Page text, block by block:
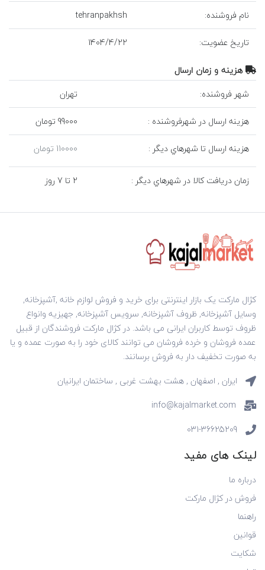
نام فروشنده:
tehranpakhsh
تاريخ عضويت:
1404/4/22
هزينه و زمان ارسال
شهر فروشنده:
تهران
هزينه ارسال در شهرفروشنده :
99000 تومان
هزينه ارسال تا شهرهاي ديگر :
110000 تومان
زمان دريافت کالا در شهرهاي ديگر : 2 تا 7 روز
کژال مارکت یک بازار اینترنتی برای خرید و فروش لوازم خانه ,آشپزخانه,
وسایل آشپزخانه, ظروف آشپزخانه, سرویس آشپزخانه, جهیزیه وانواع
ظروف توسط کاربران ایرانی می باشد. در کژال مارکت فروشندگان از قبیل
عمده فروشان و خرده فروشان می توانند کالای خود را به صورت عمده و یا
به صورت تخفیف دار به فروش برسانند.
ایران , اصفهان , هشت بهشت غربی , ساختمان ایرانیان
info@kajalmarket.com
031-36625209
لینک های مفید
درباره ما
فروش در کژال مارکت
راهنما
قوانین
شکایت